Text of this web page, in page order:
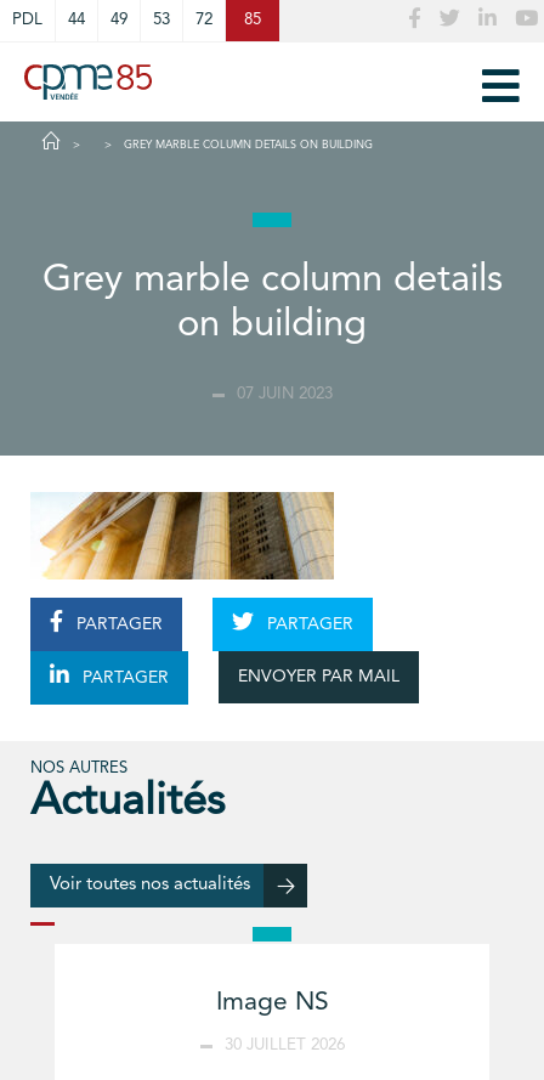
PDL 44 49 53 72 85
GREY MARBLE COLUMN DETAILS ON BUILDING
Grey marble column details
on building
07 JUIN 2023
PARTAGER PARTAGER
PARTAGER ENVOYER PAR MAIL
NOS AUTRES
Actualités
Voir toutes nos actualités
Image NS
30 JUILLET 2026
Cookies management panel